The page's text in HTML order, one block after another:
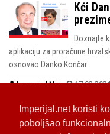
Imperijal.net koristi
poboljšao
Kći
Doznajte
aplikaciju za proračune
osnovao Danko Končar
Imperijal.Net